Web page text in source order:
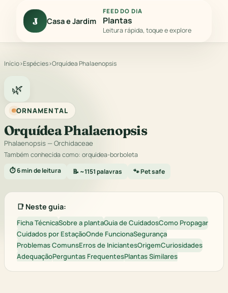
J Casa e Jardim
FEED DO DIA
Plantas
Leitura rápida, toque e explore
Início›Espécies›Orquídea Phalaenopsis
🌿
ORNAMENTAL
Orquídea Phalaenopsis
Phalaenopsis — Orchidaceae
Também conhecida como: orquidea-borboleta
⏱️ 6 min de leitura
📝 ~1151 palavras 🐾 Pet safe
📑 Neste guia:
Ficha TécnicaSobre a plantaGuia de CuidadosComo Propagar
Cuidados por EstaçãoOnde FuncionaSegurança
Problemas ComunsErros de IniciantesOrigemCuriosidades
AdequaçãoPerguntas FrequentesPlantas Similares